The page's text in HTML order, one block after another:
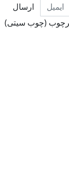
ارسال
(چوب سیتی)